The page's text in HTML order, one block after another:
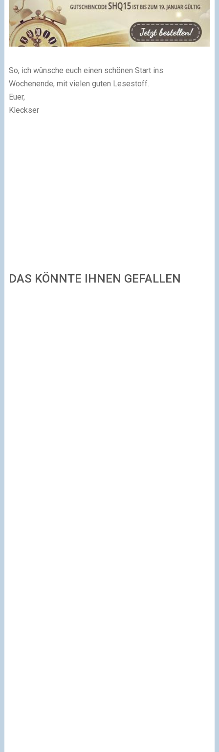
So, ich wünsche euch einen schönen Start ins
Wochenende, mit vielen guten Lesestoff.
Euer,
Kleckser
DAS KÖNNTE IHNEN GEFALLEN